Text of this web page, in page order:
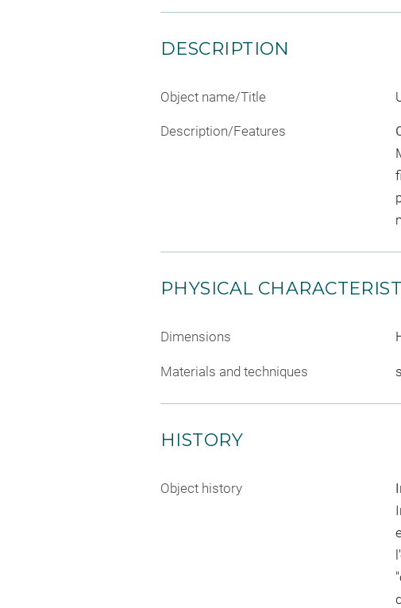
DESCRIPTION
Object name/Title
Description/Features
PHYSICAL
Dimensions
Materials and techniques
HISTORY
Object history